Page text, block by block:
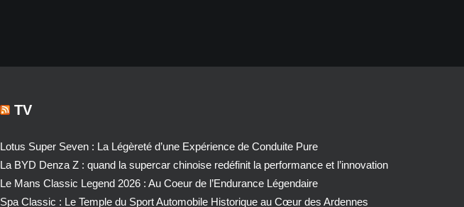
TV
Lotus Super Seven : La Légèreté d’une Expérience de Conduite Pure
La BYD Denza Z : quand la supercar chinoise redéfinit la performance et l’innovation
Le Mans Classic Legend 2026 : Au Coeur de l’Endurance Légendaire
Spa Classic : Le Temple du Sport Automobile Historique au Cœur des Ardennes